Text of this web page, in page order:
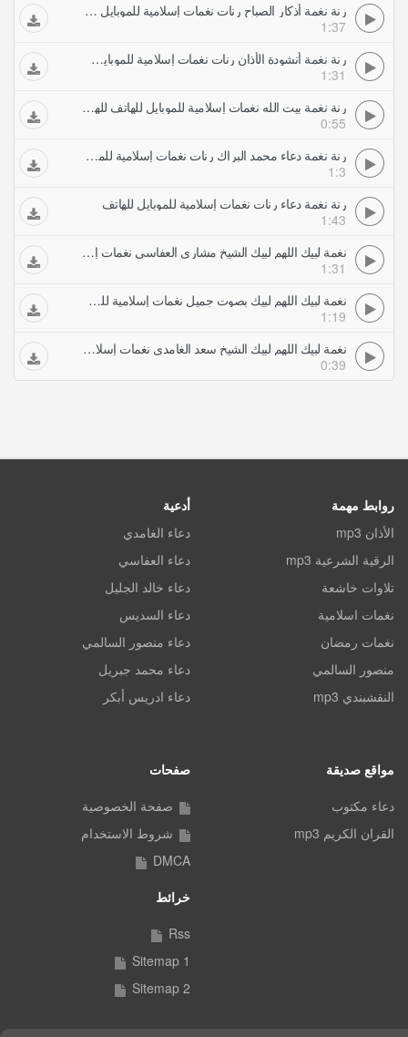
رنة نغمة أذكار الصباح رنات نغمات إسلامية للموبايل للهاتف
1:37
رنة نغمة أنشودة الأذان رنات نغمات إسلامية للموبايل للهاتف
1:31
رنة نغمة بيت الله نغمات إسلامية للموبايل للهاتف للهاتف للهاتف للهاتف للهاتف للهاتف للهاتف للهاتف
0:55
رنة نغمة دعاء محمد البراك رنات نغمات إسلامية للموبايل للهاتف
1:3
رنة نغمة دعاء رنات نغمات إسلامية للموبايل للهاتف
1:43
نغمة لبيك اللهم لبيك الشيخ مشاري العفاسي نغمات إسلامية للموبايل للهاتف للهاتف للهاتف للهاتف
1:31
نغمة لبيك اللهم لبيك بصوت جميل نغمات إسلامية للموبايل للهاتف للهاتف للهاتف للهاتف
1:19
نغمة لبيك اللهم لبيك الشيخ سعد الغامدي نغمات إسلامية للموبايل للهاتف للهاتف للهاتف للهاتف
0:39
روابط مهمة
الأذان mp3
الرقية الشرعية mp3
تلاوات خاشعة
نغمات اسلامية
نغمات رمضان
منصور السالمي
النقشبندي mp3
أدعية
دعاء الغامدي
دعاء العفاسي
دعاء خالد الجليل
دعاء السديس
دعاء منصور السالمي
دعاء محمد جبريل
دعاء ادريس أبكر
مواقع صديقة
دعاء مكتوب
القران الكريم mp3
صفحات
صفحة الخصوصية
شروط الاستخدام
DMCA
خرائط
Rss
Sitemap 1
Sitemap 2